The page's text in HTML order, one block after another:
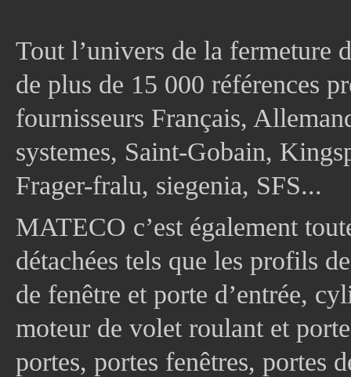
Tout l’univers de la fermeture
de plus de 15 000 références
fournisseurs Français,
systemes, Saint-Gobain,
Frager-fralu, siegenia, SFS...
MATECO c’est également
détachées tels que les profils
de fenêtre et porte d’entrée,
moteur de volet roulant et
portes, portes fenêtres, portes